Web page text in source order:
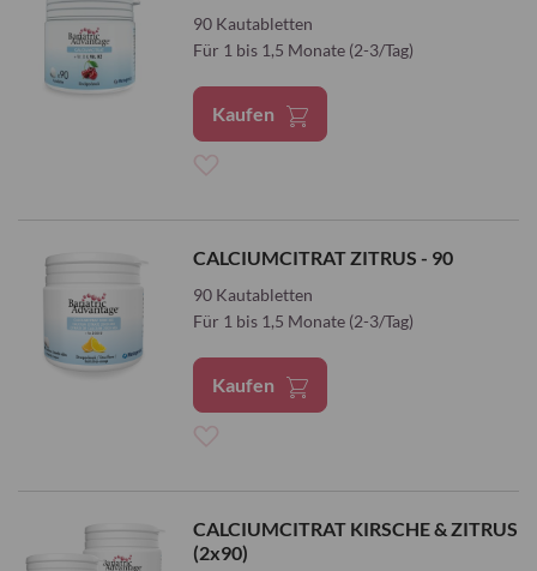
hinzufügen
90 Kautabletten
Für 1 bis 1,5 Monate (2-3/Tag)
Kaufen
hinzufügen
CALCIUMCITRAT ZITRUS - 90
90 Kautabletten
Für 1 bis 1,5 Monate (2-3/Tag)
Kaufen
hinzufügen
CALCIUMCITRAT KIRSCHE & ZITRUS
(2x90)